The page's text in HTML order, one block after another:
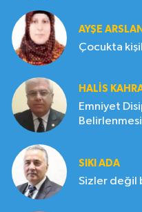
AYŞE
Çocukta
HALIS
Emniyet
Belirlenmesi
SIKI ADA
Sizler değil